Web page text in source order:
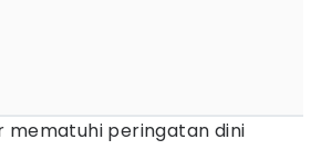
mematuhi peringatan dini